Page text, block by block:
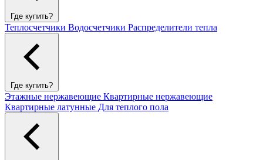
Где купить?
Теплосчетчики Водосчетчики Распределители тепла
Где купить?
Этажные нержавеющие Квартирные нержавеющие
Квартирные латунные Для теплого пола